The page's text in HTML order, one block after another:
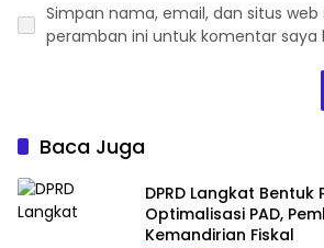
Simpan nama, email, dan situs web
peramban ini untuk komentar saya
Baca Juga
DPRD Langkat Bentuk
Optimalisasi PAD,
Kemandirian Fiskal